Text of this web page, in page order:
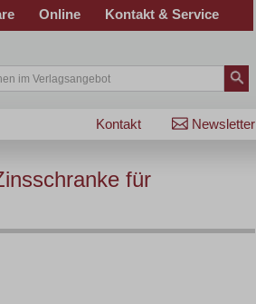
Online Kontakt & Service
Newsletter
Kontakt
für